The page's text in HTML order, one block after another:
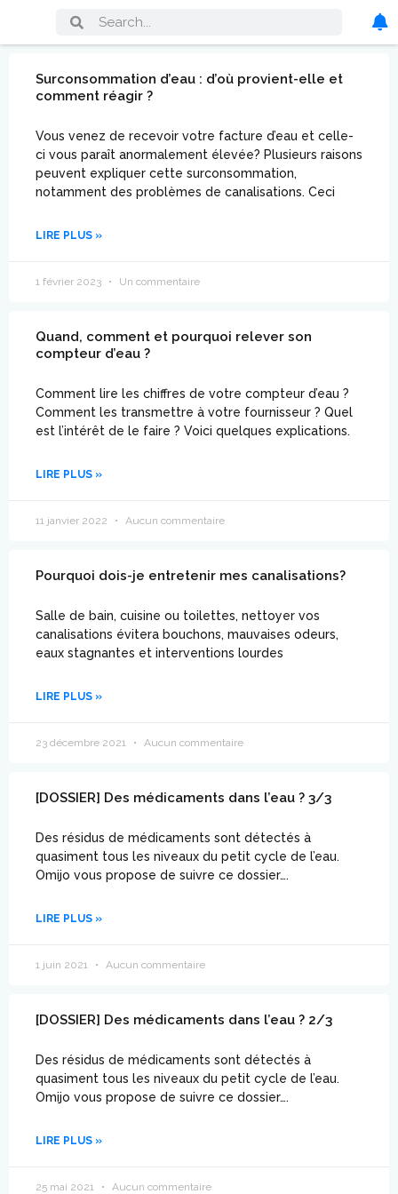
Surconsommation d’eau : d’où provient-elle et
comment réagir ?
Vous venez de recevoir votre facture d’eau et celle-
ci vous paraît anormalement élevée? Plusieurs raisons
peuvent expliquer cette surconsommation,
notamment des problèmes de canalisations. Ceci
LIRE PLUS »
1 février 2023 Un commentaire
Quand, comment et pourquoi relever son
compteur d’eau ?
Comment lire les chiffres de votre compteur d’eau ?
Comment les transmettre à votre fournisseur ? Quel
est l’intérêt de le faire ? Voici quelques explications.
LIRE PLUS »
11 janvier 2022 Aucun commentaire
Pourquoi dois-je entretenir mes canalisations?
Salle de bain, cuisine ou toilettes, nettoyer vos
canalisations évitera bouchons, mauvaises odeurs,
eaux stagnantes et interventions lourdes
LIRE PLUS »
23 décembre 2021 Aucun commentaire
[DOSSIER] Des médicaments dans l’eau ? 3/3
Des résidus de médicaments sont détectés à
quasiment tous les niveaux du petit cycle de l’eau.
Omijo vous propose de suivre ce dossier….
LIRE PLUS »
1 juin 2021 Aucun commentaire
[DOSSIER] Des médicaments dans l’eau ? 2/3
Des résidus de médicaments sont détectés à
quasiment tous les niveaux du petit cycle de l’eau.
Omijo vous propose de suivre ce dossier….
LIRE PLUS »
25 mai 2021 Aucun commentaire